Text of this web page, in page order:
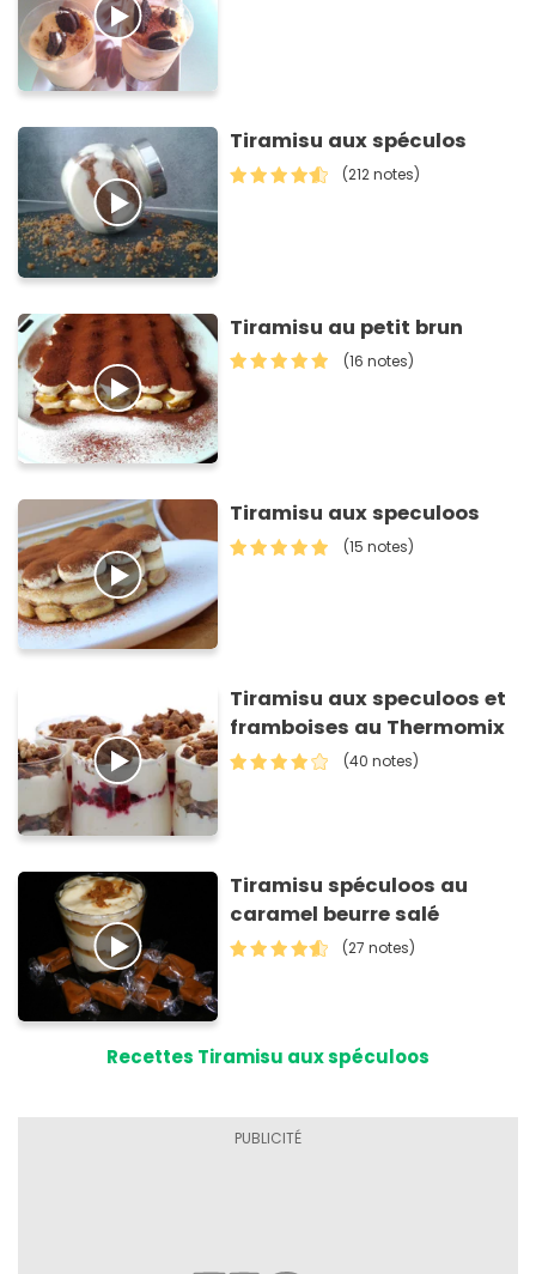
Tiramisu aux spéculos
(212 notes)
Tiramisu au petit brun
(16 notes)
Tiramisu aux speculoos
(15 notes)
Tiramisu aux speculoos et
framboises au Thermomix
(40 notes)
Tiramisu spéculoos au
caramel beurre salé
(27 notes)
Recettes Tiramisu aux spéculoos